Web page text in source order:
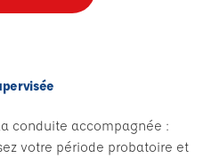
conduite accompagnée :
votre période probatoire et